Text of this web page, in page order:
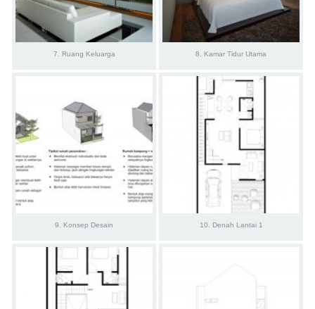
7. Ruang Keluarga 8. Kamar Tidur Utama
9. Konsep Desain 10. Denah Lantai 1